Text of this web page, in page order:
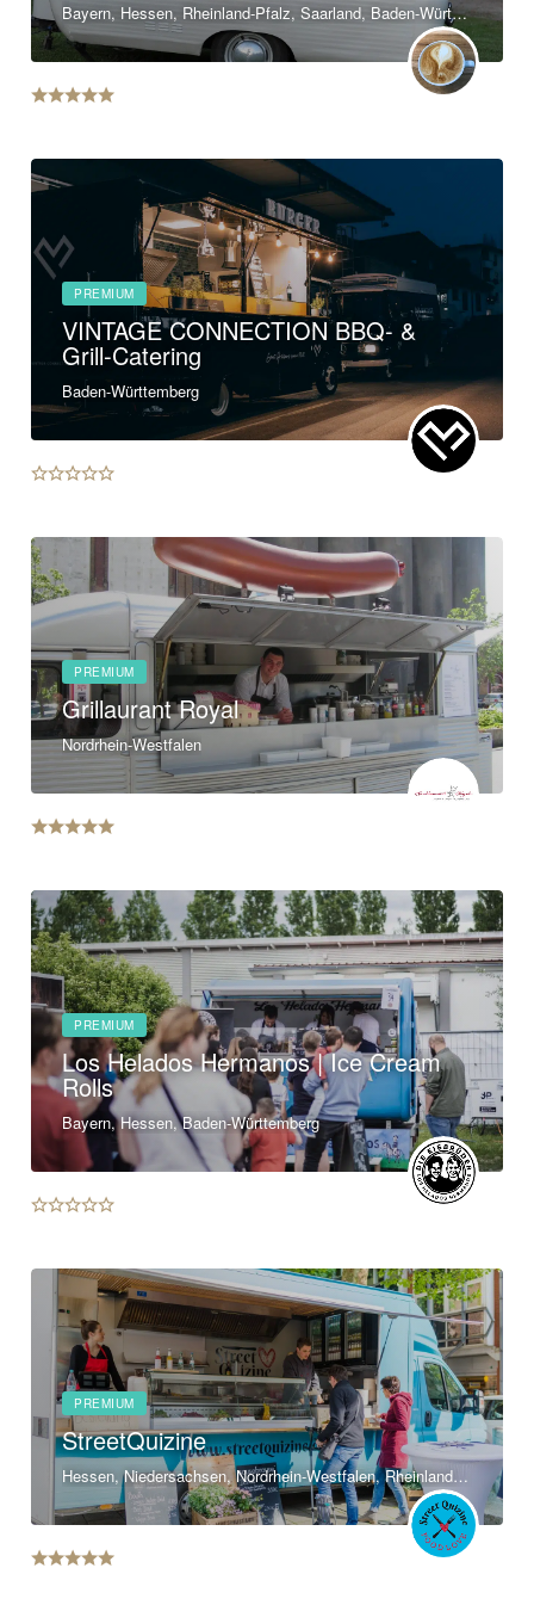
Bayern, Hessen, Rheinland-Pfalz, Saarland, Baden-Württemberg
PREMIUM
VINTAGE CONNECTION BBQ- &
Grill-Catering
Baden-Württemberg
PREMIUM
Grillaurant Royal
Nordrhein-Westfalen
PREMIUM
Los Helados Hermanos | Ice Cream
Rolls
Bayern, Hessen, Baden-Württemberg
PREMIUM
StreetQuizine
Hessen, Niedersachsen, Nordrhein-Westfalen, Rheinland-Pfalz